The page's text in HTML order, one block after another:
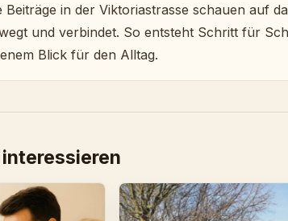
Beiträge in der Viktoriastrasse schauen auf
und verbindet. So entsteht Schritt für
Blick für den Alltag.